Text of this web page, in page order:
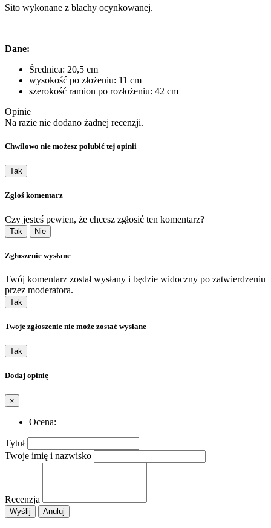
Sito wykonane z blachy ocynkowanej.
Dane:
Średnica: 20,5 cm
wysokość po złożeniu: 11 cm
szerokość ramion po rozłożeniu: 42 cm
Opinie
Na razie nie dodano żadnej recenzji.
Chwilowo nie możesz polubić tej opinii
Tak
Zgłoś komentarz
Czy jesteś pewien, że chcesz zgłosić ten komentarz?
Tak Nie
Zgłoszenie wysłane
Twój komentarz został wysłany i będzie widoczny po zatwierdzeniu
przez moderatora.
Tak
Twoje zgłoszenie nie może zostać wysłane
Tak
Dodaj opinię
×
Ocena:
Tytuł
Twoje imię i nazwisko
Recenzja
Wyślij Anuluj